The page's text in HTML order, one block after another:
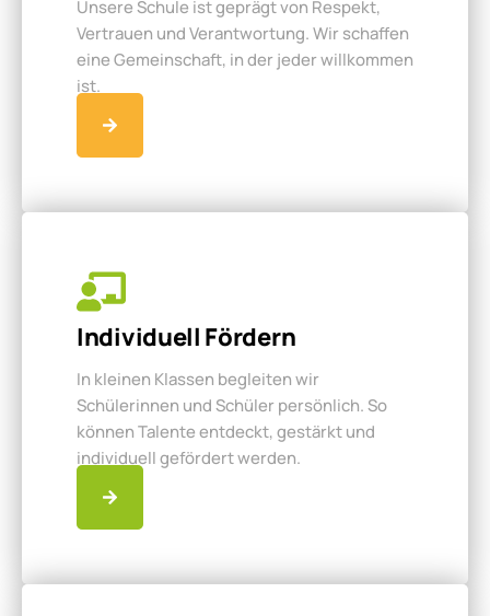
Unsere Schule ist geprägt von Respekt,
Vertrauen und Verantwortung. Wir schaffen
eine Gemeinschaft, in der jeder willkommen
ist.
Individuell Fördern
In kleinen Klassen begleiten wir
Schülerinnen und Schüler persönlich. So
können Talente entdeckt, gestärkt und
individuell gefördert werden.